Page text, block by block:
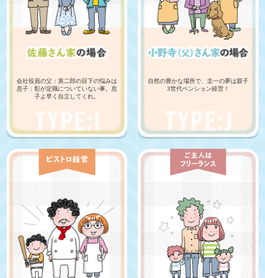
会社役員の父：英二郎の目下の悩みは
息子：彰が定職についていない事。息
子よ早く自立してくれ。
自然の豊かな場所で、圭一の夢は親子
3世代ペンション経営！